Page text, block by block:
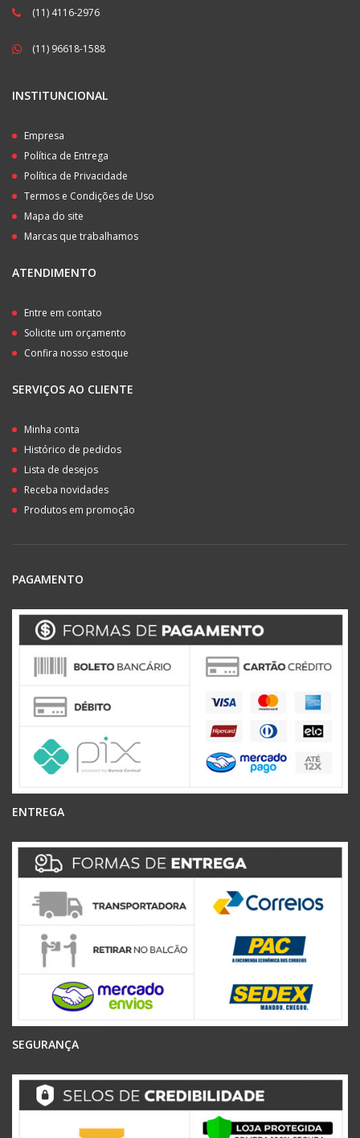
(11) 4116-2976
(11) 96618-1588
INSTITUNCIONAL
Empresa
Política de Entrega
Política de Privacidade
Termos e Condições de Uso
Mapa do site
Marcas que trabalhamos
ATENDIMENTO
Entre em contato
Solicite um orçamento
Confira nosso estoque
SERVIÇOS AO CLIENTE
Minha conta
Histórico de pedidos
Lista de desejos
Receba novidades
Produtos em promoção
PAGAMENTO
ENTREGA
SEGURANÇA